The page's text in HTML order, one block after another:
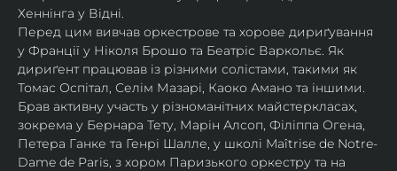
Хеннінга у Відні.
Перед цим вивчав оркестрове та хорове дириґування
у Франції у Ніколя Брошо та Беатріс Варкольє. Як
дириґент працював із різними солістами, такими як
Томас Оспітал, Селім Мазарі, Каоко Амано та іншими.
Брав активну участь у різноманітних майстеркласах,
зокрема у Бернара Тету, Марін Алсоп, Філіппа Огена,
Петера Ганке та Генрі Шалле, у школі Maîtrise de Notre-
Dame de Paris, з хором Паризького оркестру та на